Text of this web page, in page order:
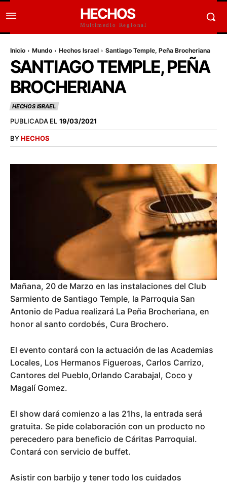
HECHOS
Multimedio Regional
Inicio Mundo Hechos Israel Santiago Temple, Peña Brocheriana
SANTIAGO TEMPLE, PEÑA
BROCHERIANA
HECHOS ISRAEL
PUBLICADA EL 19/03/2021
BYHECHOS
Mañana, 20 de Marzo en las instalaciones del Club
Sarmiento de Santiago Temple, la Parroquia San
Antonio de Padua realizará La Peña Brocheriana, en
honor al santo cordobés, Cura Brochero.
El evento contará con la actuación de las Academias
Locales, Los Hermanos Figueroas, Carlos Carrizo,
Cantores del Pueblo,Orlando Carabajal, Coco y
Magalí Gomez.
El show dará comienzo a las 21hs, la entrada será
gratuita. Se pide colaboración con un producto no
perecedero para beneficio de Cáritas Parroquial.
Contará con servicio de buffet.
Asistir con barbijo y tener todo los cuidados